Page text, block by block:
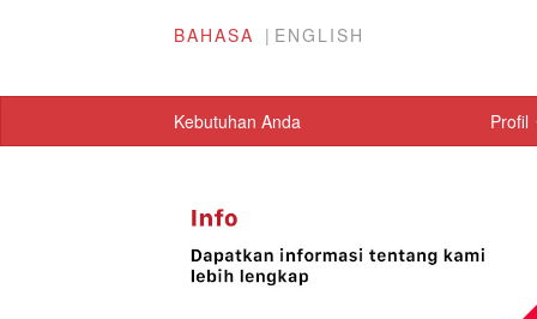
BAHASA ENGLISH
Kebutuhan Anda Profil